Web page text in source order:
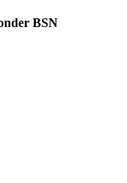
BSN